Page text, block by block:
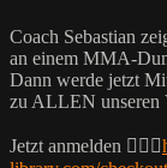
Coach Sebastian
an einem MMA-
Dann werde jetzt
zu ALLEN unseren
Jetzt anmelden 👉🏼🔥